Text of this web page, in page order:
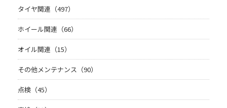
タイヤ関連（497）
ホイール関連（66）
オイル関連（15）
その他メンテナンス（90）
点検（45）